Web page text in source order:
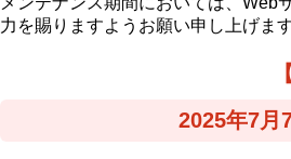
力を賜りますようお願い申し上げます
2025年7月